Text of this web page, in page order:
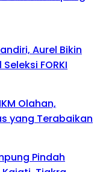
Aurel Bikin
FORKI
Olahan,
yang Terabaikan
Pindah